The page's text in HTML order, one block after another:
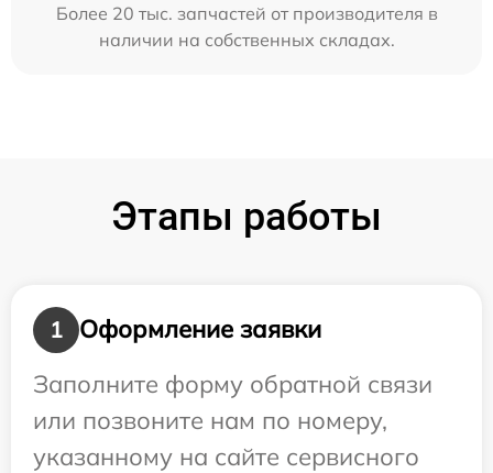
Более 20 тыс. запчастей от производителя в
наличии на собственных складах.
Этапы работы
1
Оформление заявки
Заполните форму обратной связи
или позвоните нам по номеру,
указанному на сайте сервисного